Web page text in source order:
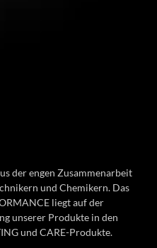
der engen Zusammenarbeit
und Chemikern. Das
liegt auf der
unserer Produkte in den
und CARE-Produkte.